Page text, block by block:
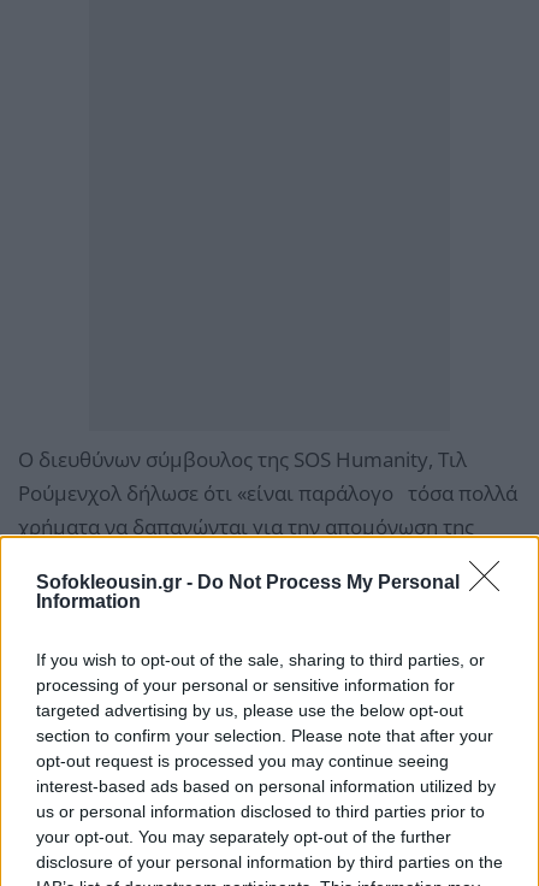
Sofokleousin.gr - Do Not Process My Personal
Information
If you wish to opt-out of the sale, sharing to third parties, or
processing of your personal or sensitive information for
targeted advertising by us, please use the below opt-out
section to confirm your selection. Please note that after your
opt-out request is processed you may continue seeing
interest-based ads based on personal information utilized by
us or personal information disclosed to third parties prior to
your opt-out. You may separately opt-out of the further
disclosure of your personal information by third parties on the
Ο διευθύνων σύμβουλος της SOS Humanity, Τιλ
Ρούμενχολ δήλωσε ότι «είναι παράλογο τόσα πολλά
χρήματα να δαπανώνται για την απομόνωση της
ανθρώπων».
Μετά από έντονη κριτική, το υπουργείο Εξωτερικών
αποφάσισε να δώσει περίπου το ένα τέταρτο των
χρημάτων που διέθετε για την περίθαλψη των
αλλοδαπών στην καθολική κοινότητα του Σαντ
Εγκίντιο, για τη φροντίδα ατόμων που αναζητούν
προστασία στην Ιταλία.